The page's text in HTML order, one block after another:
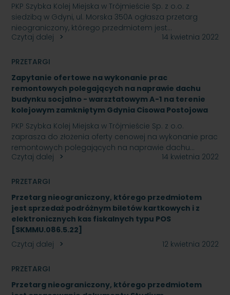
PKP Szybka Kolej Miejska w Trójmieście Sp. z o.o. z
siedzibą w Gdyni, ul. Morska 350A ogłasza przetarg
nieograniczony, którego przedmiotem jest…
Czytaj dalej
14 kwietnia 2022
PRZETARGI
Zapytanie ofertowe na wykonanie prac
remontowych polegających na naprawie dachu
budynku socjalno - warsztatowym A-1 na terenie
kolejowym zamkniętym Gdynia Cisowa Postojowa
PKP Szybka Kolej Miejska w Trójmieście Sp. z o.o.
zaprasza do złożenia oferty cenowej na wykonanie prac
remontowych polegających na naprawie dachu…
Czytaj dalej
14 kwietnia 2022
PRZETARGI
Przetarg nieograniczony, którego przedmiotem
jest sprzedaż podróżnym biletów kartkowych i z
elektronicznych kas fiskalnych typu POS
[SKMMU.086.5.22]
Czytaj dalej
12 kwietnia 2022
PRZETARGI
Przetarg nieograniczony, którego przedmiotem